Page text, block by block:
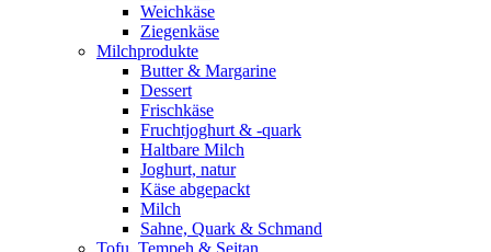
Weichkäse
Ziegenkäse
Milchprodukte
Butter & Margarine
Dessert
Frischkäse
Fruchtjoghurt & -quark
Haltbare Milch
Joghurt, natur
Käse abgepackt
Milch
Sahne, Quark & Schmand
Tofu, Tempeh & Seitan